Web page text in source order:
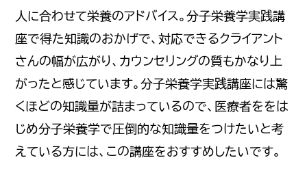
人に合わせて栄養のアドバイス。分子栄養学実践講
座で得た知識のおかげで、対応できるクライアント
さんの幅が広がり、カウンセリングの質もかなり上
がったと感じています。分子栄養学実践講座には驚
くほどの知識量が詰まっているので、医療者ををは
じめ分子栄養学で圧倒的な知識量をつけたいと考
えている方には、この講座をおすすめしたいです。